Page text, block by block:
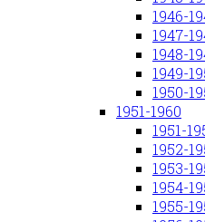
1946-
1947-
1948-
1949-
1950-
1951-1960
1951-
1952-
1953-
1954-
1955-